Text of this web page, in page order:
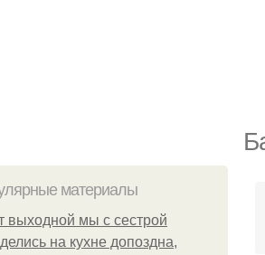
материалы
выходной мы с сестрой
на кухне допоздна,